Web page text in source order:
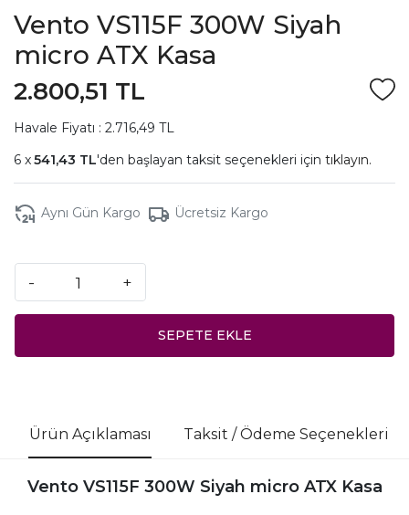
Vento VS115F 300W Siyah
micro ATX Kasa
2.800,51 TL
Havale Fiyatı : 2.716,49 TL
541,43 TL'den başlayan taksit seçenekleri için tıklayın.
Aynı Gün Kargo Ücretsiz Kargo
- +
SEPETE EKLE
Ürün Açıklaması Taksit / Ödeme Seçenekleri
Vento VS115F 300W Siyah micro ATX Kasa